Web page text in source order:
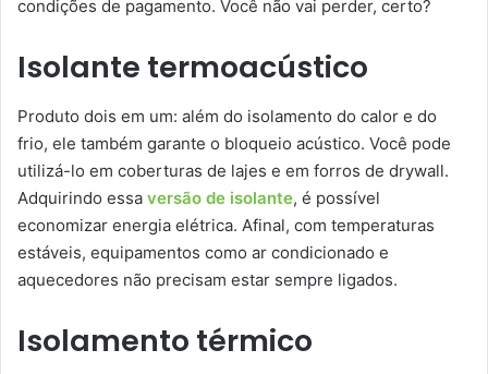
condições de pagamento. Você não vai perder, certo?
Isolante termoacústico
Produto dois em um: além do isolamento do calor e do
frio, ele também garante o bloqueio acústico. Você pode
utilizá-lo em coberturas de lajes e em forros de drywall.
Adquirindo essa versão de isolante, é possível
economizar energia elétrica. Afinal, com temperaturas
estáveis, equipamentos como ar condicionado e
aquecedores não precisam estar sempre ligados.
Isolamento térmico